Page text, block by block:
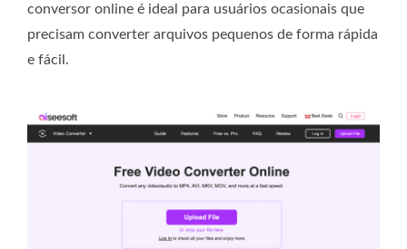
conversor online é ideal para usuários ocasionais que
precisam converter arquivos pequenos de forma rápida
e fácil.